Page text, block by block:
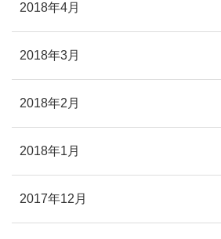
2018年4月
2018年3月
2018年2月
2018年1月
2017年12月